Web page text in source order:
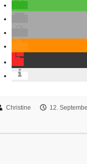
Christine 12.